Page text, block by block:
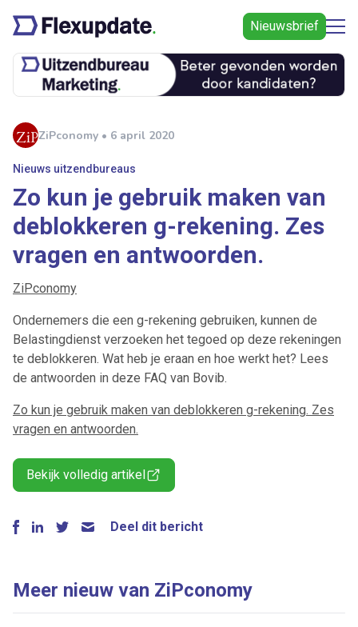
Nieuwsbrief
ZiPconomy • 6 april 2020
Nieuws uitzendbureaus
Zo kun je gebruik maken van
deblokkeren g-rekening. Zes
vragen en antwoorden.
ZiPconomy
Ondernemers die een g-rekening gebruiken, kunnen de
Belastingdienst verzoeken het tegoed op deze rekeningen
te deblokkeren. Wat heb je eraan en hoe werkt het? Lees
de antwoorden in deze FAQ van Bovib.
Zo kun je gebruik maken van deblokkeren g-rekening. Zes
vragen en antwoorden.
Bekijk volledig artikel
Deel dit bericht
Meer nieuw van ZiPconomy